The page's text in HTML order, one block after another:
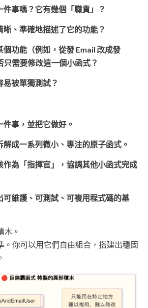
件事嗎？它有幾個「職責」？
晰、準確地描述了它的功能？
個功能（例如，從發 Email 改成發
只需要修改這一個小函式？
被單獨測試？
事，並把它做好。
成一系列微小、專注的原子函式。
作為「指揮官」，協調其他小函式完成
可維護、可測試、可複用程式碼的基
木。
。你可以用它們自由組合，搭建出穩固